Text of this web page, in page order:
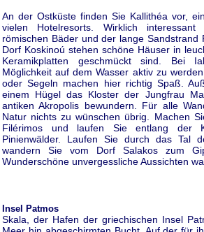
An der Ostküste finden Sie Kallithéa vor,
vielen Hotelresorts. Wirklich
römischen Bäder und der lange Sandstrand
Dorf Koskinoú stehen schöne Häuser in
Keramikplatten geschmückt sind. Bei
Möglichkeit auf dem Wasser aktiv zu
oder Segeln machen hier richtig Spaß.
einem Hügel das Kloster der Jungfrau
antiken Akropolis bewundern. Für alle
Natur nichts zu wünschen übrig. Machen
Filérimos und laufen Sie entlang der
Pinienwälder. Laufen Sie durch das Tal
wandern Sie vom Dorf Salakos zum
Wunderschöne unvergessliche Aussichten
Insel Patmos
Skala, der Hafen der griechischen Insel